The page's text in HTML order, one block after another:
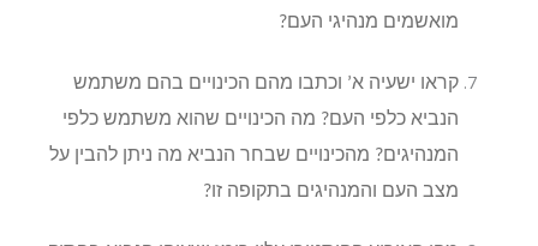
מואשמים מנהיגי העם?
קראו ישעיה א’ וכתבו מהם הכינויים בהם משתמש
הנביא כלפי העם? מה הכינויים שהוא משתמש כלפי
המנהיגים? מהכינויים שבחר הנביא מה ניתן להבין על
מצב העם והמנהיגים בתקופה זו?